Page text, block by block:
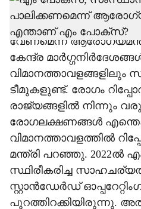
h
a
r
e
ആഫ്രിക്കന്‍
സാഹചര്യത്തില്‍
വേണമെന്ന്
കേന്ദ്ര
ടീമുകളുണ്ട്. രോഗം
രാജ്യങ്ങളില്‍ നിന്നും
രോഗലക്ഷണങ്ങള്‍
വിമാനത്താവളത്തില്‍
മന്ത്രി പറഞ്ഞു. 2022ല്‍
സ്ഥിരീകരിച്ച
സ്റ്റാന്‍ഡേര്‍ഡ്
പുറത്തിറക്കിയിരുന്നു.